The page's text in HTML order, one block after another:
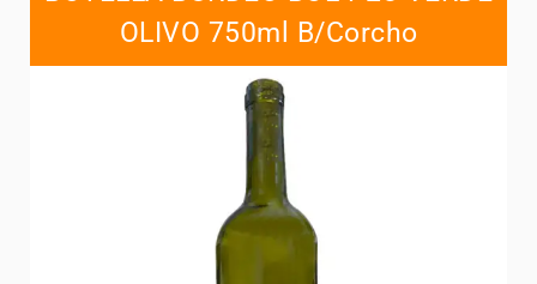
OLIVO 750ml B/Corcho